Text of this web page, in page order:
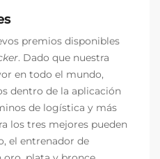
premios disponibles
. Dado que nuestra
en todo el mundo,
dentro de la aplicación
de logística y más
los tres mejores pueden
el entrenador de